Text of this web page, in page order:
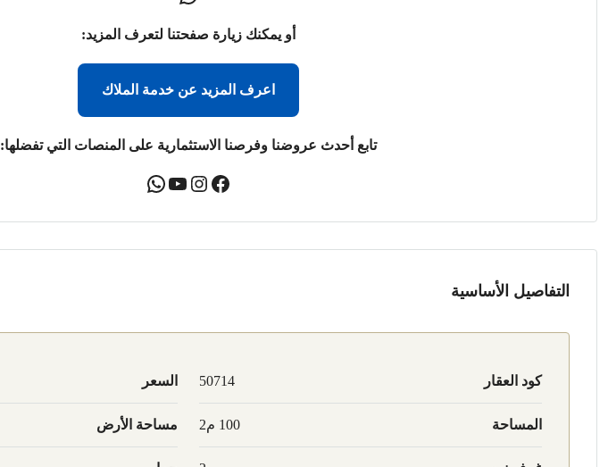
أو يمكنك زيارة صفحتنا لتعرف المزيد:
اعرف المزيد عن خدمة الملاك
تابع أحدث عروضنا وفرصنا الاستثمارية على المنصات التي تفضلها:
التفاصيل الأساسية
كود العقار 50714 السعر
المساحة 100 م2 مساحة الأرض